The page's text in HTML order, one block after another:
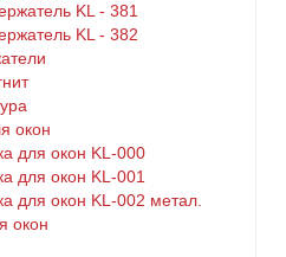
KL - 381
KL - 382
окон
для окон KL-000
для окон KL-001
для окон KL-002 метал.
окон